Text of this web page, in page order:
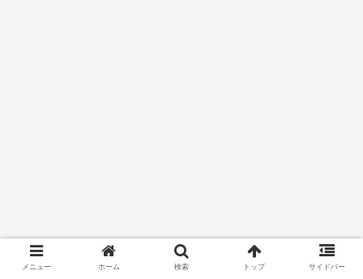
メニュー ホーム 検索 トップ サイドバー